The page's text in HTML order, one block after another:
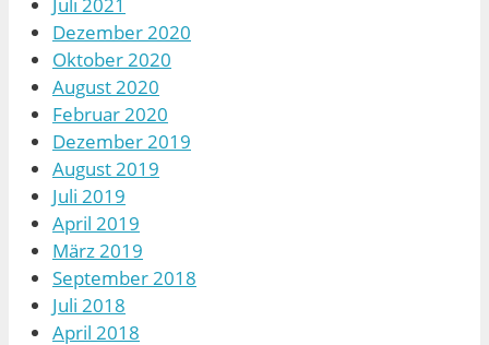
Dezember 2020
Oktober 2020
August 2020
Februar 2020
Dezember 2019
August 2019
Juli 2019
April 2019
März 2019
September 2018
Juli 2018
April 2018